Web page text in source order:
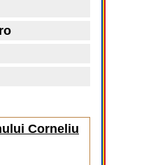
Corneliu